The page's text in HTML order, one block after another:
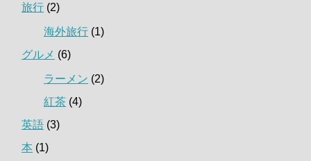
旅行 (2)
海外旅行 (1)
グルメ (6)
ラーメン (2)
紅茶 (4)
英語 (3)
本 (1)